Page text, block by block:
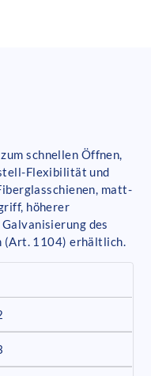
schnellen Öffnen,
Flexibilität und
matt-
höherer
des
(Art. 1104) erhältlich.